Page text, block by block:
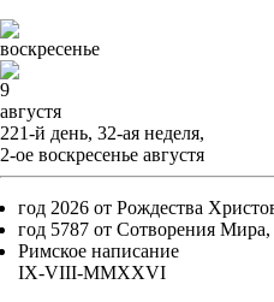
воскресенье
9
августя
221-й день, 32-ая неделя,
2-ое воскресенье августя
год 2026 от Рождества
год 5787 от Сотворения
Римское написание
IX-VIII-MMXXVI